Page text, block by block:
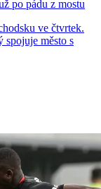
po pádu z mostu
ve čtvrtek.
spojuje město s